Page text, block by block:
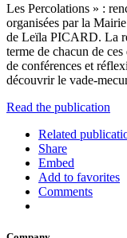
Les Percolations » :
organisées par la
de Leïla PICARD. La
terme de chacun de
de conférences et
découvrir le vade-
Read the publication
Related
Share
Embed
Add to favorites
Comments